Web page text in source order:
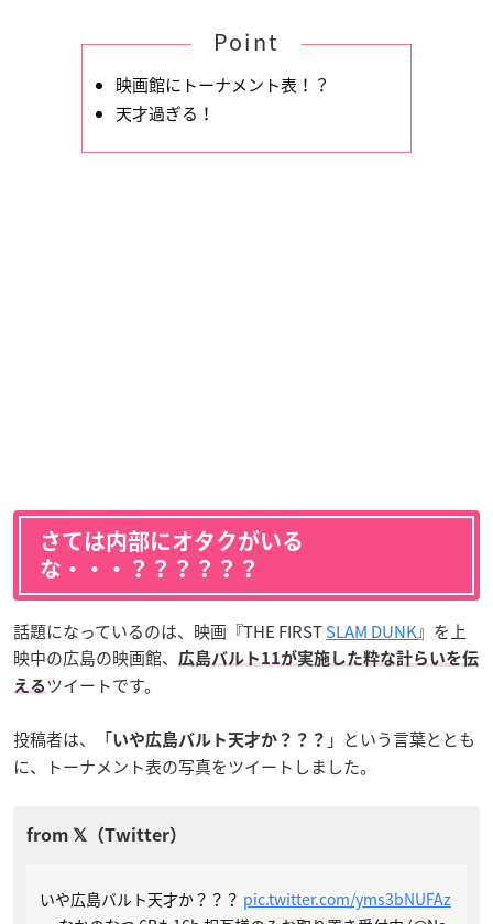
Point
映画館にトーナメント表！？
天才過ぎる！
さては内部にオタクがいる
な・・・？？？？？？
話題になっているのは、映画『THE FIRSTSLAM DUNK』を上
映中の広島の映画館、
広島バルト11が実施した粋な計らいを伝
える ツイートです。
投稿者は、「いや広島バルト天才か？？？ 」という言葉ととも
に、トーナメント表の写真をツイートしました。
いや広島バルト天才か？？？ pic.twitter.com/yms3bNUFAz